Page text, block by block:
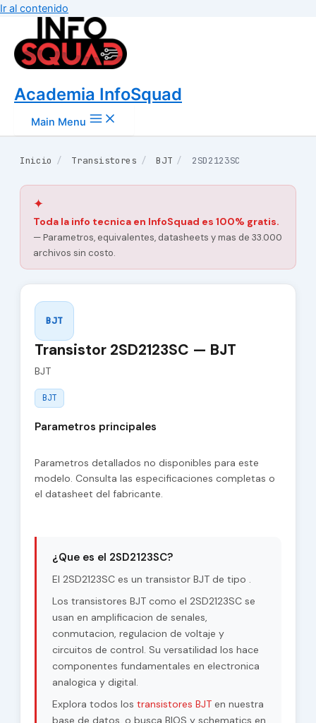
Ir al contenido
Academia InfoSquad
Main Menu
Inicio / Transistores / BJT / 2SD2123SC
✦
Toda la info tecnica en InfoSquad es 100% gratis.
— Parametros, equivalentes, datasheets y mas de 33.000
archivos sin costo.
BJT
Transistor 2SD2123SC — BJT
BJT
BJT
Parametros principales
Parametros detallados no disponibles para este
modelo. Consulta las especificaciones completas o
el datasheet del fabricante.
¿Que es el 2SD2123SC?
El 2SD2123SC es un transistor BJT de tipo .
Los transistores BJT como el 2SD2123SC se
usan en amplificacion de senales,
conmutacion, regulacion de voltaje y
circuitos de control. Su versatilidad los hace
componentes fundamentales en electronica
analogica y digital.
Explora todos los transistores BJTen nuestra
base de datos, o busca BIOS y schematics en